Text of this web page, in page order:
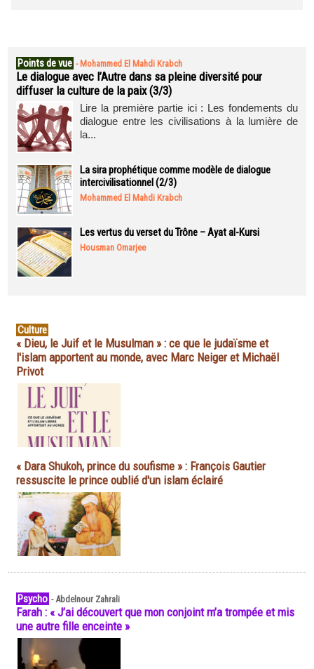
Points de vue - Mohammed El Mahdi Krabch
Le dialogue avec l’Autre dans sa pleine diversité pour
diffuser la culture de la paix (3/3)
Lire la première partie ici : Les fondements du
dialogue entre les civilisations à la lumière de
la...
La sira prophétique comme modèle de dialogue
intercivilisationnel (2/3)
Mohammed El Mahdi Krabch
Les vertus du verset du Trône – Ayat al-Kursi
Housman Omarjee
Culture
« Dieu, le Juif et le Musulman » : ce que le judaïsme et
l'islam apportent au monde, avec Marc Neiger et Michaël
Privot
« Dara Shukoh, prince du soufisme » : François Gautier
ressuscite le prince oublié d'un islam éclairé
Psycho -Abdelnour Zahrali
Farah : « J’ai découvert que mon conjoint m’a trompée et mis
une autre fille enceinte »